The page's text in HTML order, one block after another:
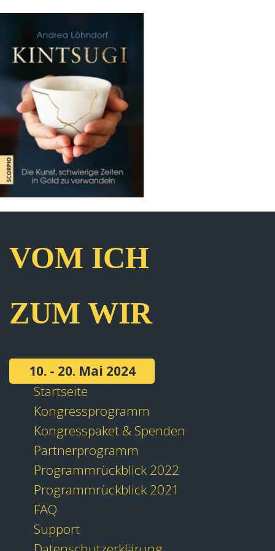
VOM ICH
ZUM WIR
10. - 20. Mai 2024
Startseite
Kongressprogramm
Kongresspaket & Spenden
Partnerprogramm
Programmrückblick 2022
Programmrückblick 2021
FAQ
Support